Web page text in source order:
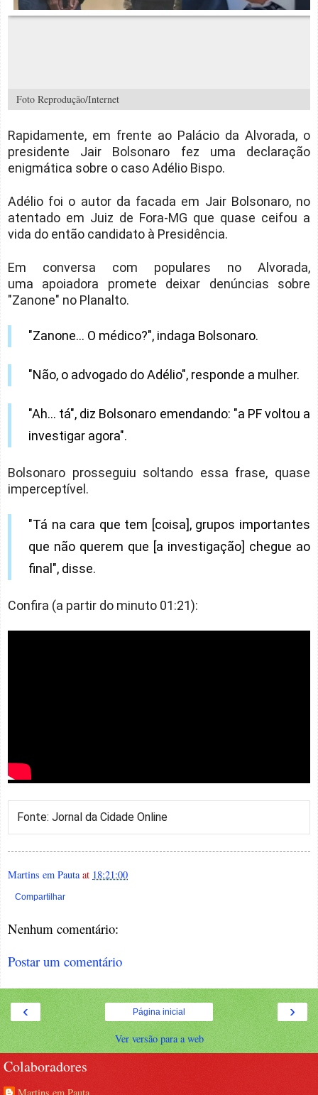
Foto Reprodução/Internet
Rapidamente, em frente ao Palácio da Alvorada, o
presidente Jair Bolsonaro fez uma declaração
enigmática sobre o caso Adélio Bispo.
Adélio foi o autor da facada em Jair Bolsonaro, no
atentado em Juiz de Fora-MG que quase ceifou a
vida do então candidato à Presidência.
Em conversa com populares no Alvorada,
uma apoiadora promete deixar denúncias sobre
"Zanone" no Planalto.
"Zanone... O médico?", indaga Bolsonaro.
"Não, o advogado do Adélio", responde a mulher.
"Ah... tá", diz Bolsonaro emendando: "a PF voltou a
investigar agora".
Bolsonaro prosseguiu soltando essa frase, quase
imperceptível.
"Tá na cara que tem [coisa], grupos importantes
que não querem que [a investigação] chegue ao
final", disse.
Confira (a partir do minuto 01:21):
Fonte: Jornal da Cidade Online
Martins em Pauta at 18:21:00
Compartilhar
Nenhum comentário:
Postar um comentário
‹ ›
Página inicial
Ver versão para a web
Colaboradores